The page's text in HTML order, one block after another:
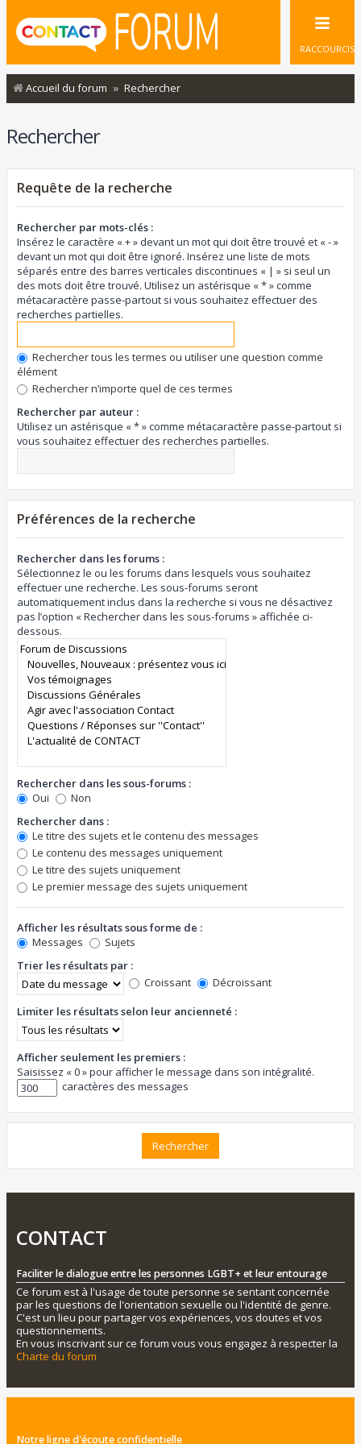
RACCOURCIS
Accueil du forum Rechercher
Rechercher
Requête de la recherche
Rechercher par mots-clés :
Insérez le caractère « + » devant un mot qui doit être trouvé et « - »
devant un mot qui doit être ignoré. Insérez une liste de mots
séparés entre des barres verticales discontinues « | » si seul un
des mots doit être trouvé. Utilisez un astérisque « * » comme
métacaractère passe-partout si vous souhaitez effectuer des
recherches partielles.
Rechercher tous les termes ou utiliser une question comme
élément
Rechercher n’importe quel de ces termes
Rechercher par auteur :
Utilisez un astérisque « * » comme métacaractère passe-partout si
vous souhaitez effectuer des recherches partielles.
Préférences de la recherche
Rechercher dans les forums :
Sélectionnez le ou les forums dans lesquels vous souhaitez
effectuer une recherche. Les sous-forums seront
automatiquement inclus dans la recherche si vous ne désactivez
pas l’option « Rechercher dans les sous-forums » affichée ci-
dessous.
Rechercher dans les sous-forums :
Oui
Non
Rechercher dans :
Le titre des sujets et le contenu des messages
Le contenu des messages uniquement
Le titre des sujets uniquement
Le premier message des sujets uniquement
Afficher les résultats sous forme de :
Messages
Sujets
Trier les résultats par :
Croissant
Décroissant
Limiter les résultats selon leur ancienneté :
Afficher seulement les premiers :
Saisissez « 0 » pour afficher le message dans son intégralité.
caractères des messages
CONTACT
Faciliter le dialogue entre les personnes LGBT+ et leur entourage
Ce forum est à l'usage de toute personne se sentant concernée
par les questions de l'orientation sexuelle ou l'identité de genre.
C'est un lieu pour partager vos expériences, vos doutes et vos
questionnements.
En vous inscrivant sur ce forum vous vous engagez à respecter la
Charte du forum
Notre ligne d'écoute confidentielle